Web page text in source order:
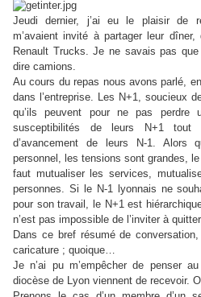
Jeudi dernier, j’ai eu le plaisir de
m’avaient invité à partager leur
Renault Trucks. Je ne savais pas que
dire camions.
Au cours du repas nous avons parlé,
dans l’entreprise. Les N+1, soucieux
qu’ils peuvent pour ne pas perdre
susceptibilités de leurs N+1 tout
d’avancement de leurs N-1. Alors
personnel, les tensions sont grandes,
faut mutualiser les services,
personnes. Si le N-1 lyonnais ne
pour son travail, le N+1 est
n’est pas impossible de l’inviter à
Dans ce bref résumé de
caricature ; quoique…
Je n’ai pu m’empêcher de penser
diocèse de Lyon viennent de recevoir.